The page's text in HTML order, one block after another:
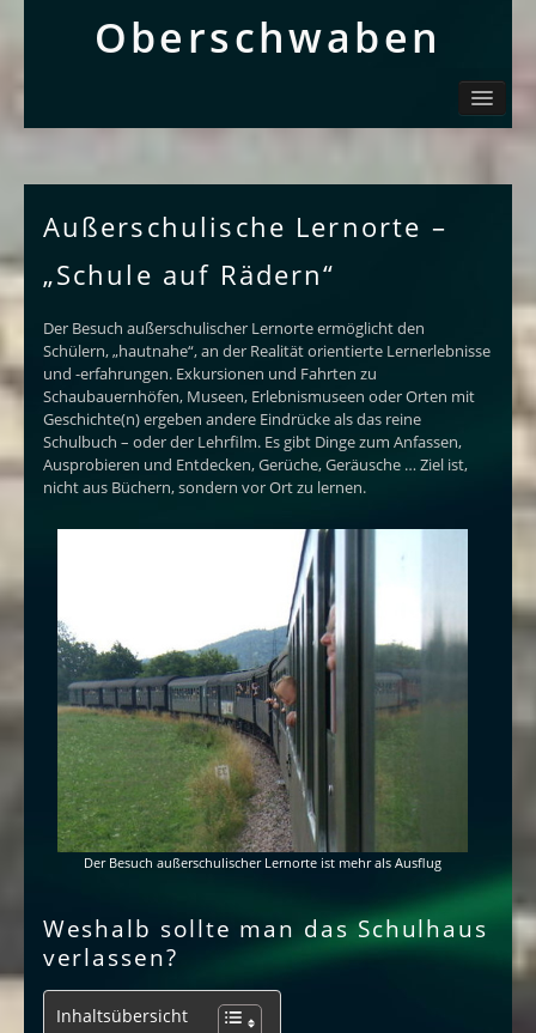
Ober­schwaben
Oberschwaben – Orte mit Geschichte(n)
Info
Außerschulische Lernorte –
„Schule auf Rädern“
Der Besuch außerschulischer Lernorte ermöglicht den
Schülern, „hautnahe“, an der Realität orientierte Lernerlebnisse
und -erfahrungen. Exkursionen und Fahrten zu
Schaubauernhöfen, Museen, Erlebnismuseen oder Orten mit
Geschichte(n) ergeben andere Eindrücke als das reine
Schulbuch – oder der Lehrfilm. Es gibt Dinge zum Anfassen,
Ausprobieren und Entdecken, Gerüche, Geräusche … Ziel ist,
nicht aus Büchern, sondern vor Ort zu lernen.
Der Besuch außerschulischer Lernorte ist mehr als Ausflug
Weshalb sollte man das Schulhaus
verlassen?
Inhaltsübersicht